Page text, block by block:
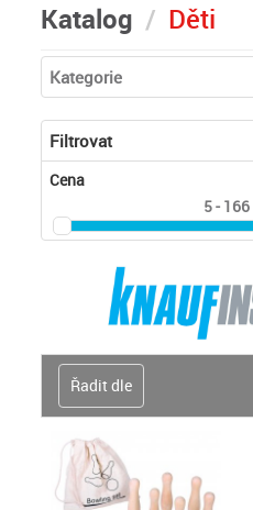
Katalog Děti
Kategorie
Filtrovat
Cena
5 - 166
Řadit dle